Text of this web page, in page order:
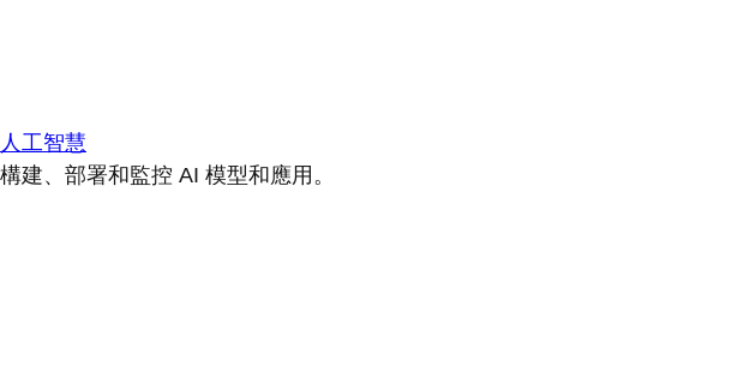
人工智慧
構建、部署和監控 AI 模型和應用。